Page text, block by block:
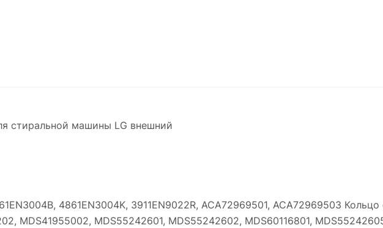
стиральной машины LG внешний
4861EN3004K, 3911EN9022R, ACA72969501, ACA72969503
MDS41955002, MDS55242601, MDS55242602, MDS60116801,